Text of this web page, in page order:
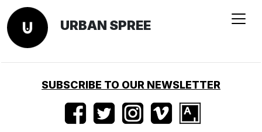
URBAN SPREE
SUBSCRIBE TO OUR NEWSLETTER